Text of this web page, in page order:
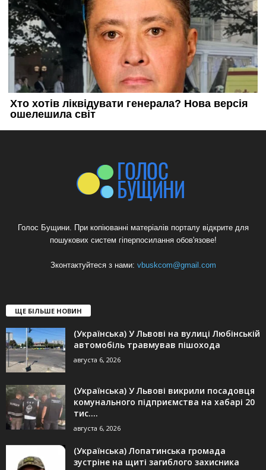
Голос Бущини. При копіюванні матеріалів порталу відкрите для
пошукових систем гіперпосилання обов'язове!
Зконтактуйтеся з нами: vbuskcom@gmail.com
ЩЕ БІЛЬШЕ НОВИН
(Українська) У Львові на вулиці Любінській
автомобіль травмував пішохода
августа 6, 2026
(Українська) У Львові викрили посадовця
комунального підприємства на хабарі 20
тис....
августа 6, 2026
(Українська) Лопатинська громада
зустріне на щиті загиблого захисника